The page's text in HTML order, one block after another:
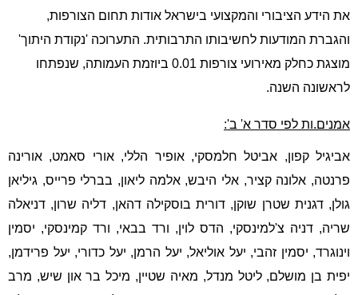
את הידע הציבורי והמקצועי בישראל אודות תחום הצורפות,
והגברת המודעות לחשיבותו התרבותית. התערוכה 'נקודת היתוך'
מוצגת כחלק מאירועי צורפות 0.01 ביוזמת העמותה, שנפתחו
לראשונה השנה.
אמנים.ות לפי סדר א' ב':
אביגיל קפון, אביטל חלמסקי,אופיר הללי,אורי סאמט, אורינה
פרנטה, אלונה קציר, אלי היבש,אלמה ליאון, בברלי פרייס, גיליאן
גולן,דגנית שטרן שוקן, דורית בוסקילה דהאן, דליה שרון, דניאלה
שריה, דניה צ'למינסקי, הדס לוין, ורד בבאי, ורד קמינסקי, יסמין
וינוגרד, יסמין זהבי, יעל אוליאל, יעל הרמן, יעל כדורי, יעל פרידמן,
יפית בן מושלם,ליטל מנדל, מאיה שטיין, מיכל בר און שיש, מרב